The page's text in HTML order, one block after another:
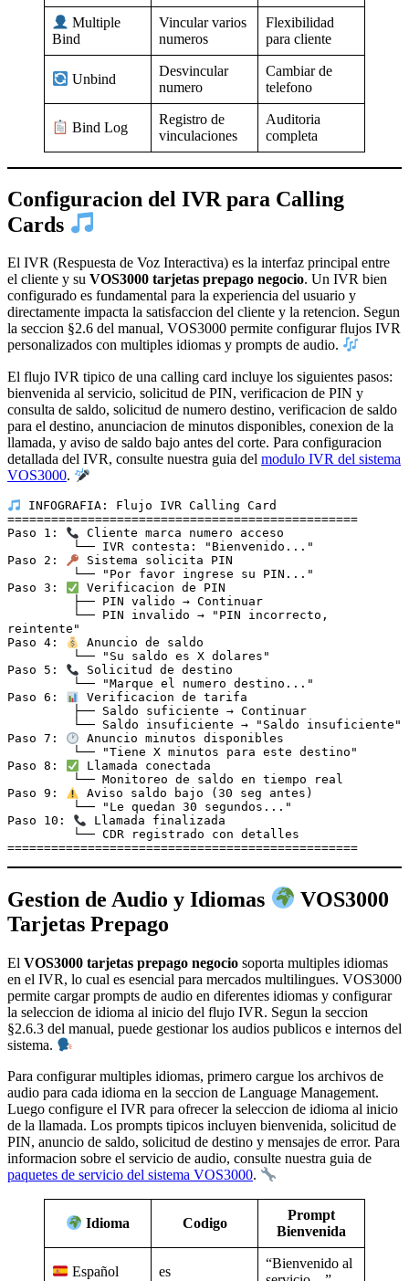
Multiple
Bind
Vincular varios
numeros
Flexibilidad
para cliente
Unbind
Desvincular
numero
Cambiar de
telefono
Bind Log
Registro de
vinculaciones
Auditoria
completa
Configuracion del IVR para Calling
Cards
El IVR (Respuesta de Voz Interactiva) es la interfaz principal entre
el cliente y su VOS3000 tarjetas prepago negocio. Un IVR bien
configurado es fundamental para la experiencia del usuario y
directamente impacta la satisfaccion del cliente y la retencion. Segun
la seccion §2.6 del manual, VOS3000 permite configurar flujos IVR
personalizados con multiples idiomas y prompts de audio.
El flujo IVR tipico de una calling card incluye los siguientes pasos:
bienvenida al servicio, solicitud de PIN, verificacion de PIN y
consulta de saldo, solicitud de numero destino, verificacion de saldo
para el destino, anunciacion de minutos disponibles, conexion de la
llamada, y aviso de saldo bajo antes del corte. Para configuracion
detallada del IVR, consulte nuestra guia del modulo IVR del sistema
VOS3000.
INFOGRAFIA: Flujo IVR Calling Card
================================================
Paso 1:
Cliente marca numero acceso
Paso 2:
Sistema solicita PIN
Paso 3:
Verificacion de PIN
reintente"
Paso 4:
Anuncio de saldo
Paso 5:
Solicitud de destino
Paso 6:
Verificacion de tarifa
Paso 7:
Anuncio minutos disponibles
Paso 8:
Llamada conectada
Paso 9:
Aviso saldo bajo (30 seg antes)
Paso 10:
Llamada finalizada
Gestion de Audio y Idiomas
VOS3000
Tarjetas Prepago
El VOS3000 tarjetas prepago negocio soporta multiples idiomas
en el IVR, lo cual es esencial para mercados multilingues. VOS3000
permite cargar prompts de audio en diferentes idiomas y configurar
la seleccion de idioma al inicio del flujo IVR. Segun la seccion
§2.6.3 del manual, puede gestionar los audios publicos e internos del
sistema.
Para configurar multiples idiomas, primero cargue los archivos de
audio para cada idioma en la seccion de Language Management.
Luego configure el IVR para ofrecer la seleccion de idioma al inicio
de la llamada. Los prompts tipicos incluyen bienvenida, solicitud de
PIN, anuncio de saldo, solicitud de destino y mensajes de error. Para
informacion sobre el servicio de audio, consulte nuestra guia de
paquetes de servicio del sistema VOS3000.
Idioma Codigo
Prompt
Bienvenida
Español es
“Bienvenido al